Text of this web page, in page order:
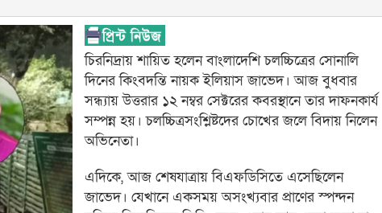
চিরনিদ্রায় শায়িত হলেন বাংলাদেশি চলচ্চিত্রের সোনালি
দিনের কিংবদন্তি নায়ক ইলিয়াস জাভেদ। আজ বুধবার
সন্ধ্যায় উত্তরার ১২ নম্বর সেক্টরের কবরস্থানে তার দাফনকার্য
সম্পন্ন হয়। চলচ্চিত্রসংশ্লিষ্টদের চোখের জলে বিদায় নিলেন
অভিনেতা।
এদিকে, আজ শেষযাত্রায় বিএফডিসিতে এসেছিলেন
জাভেদ। যেখানে একসময় অসংখ্যবার প্রাণের স্পন্দন